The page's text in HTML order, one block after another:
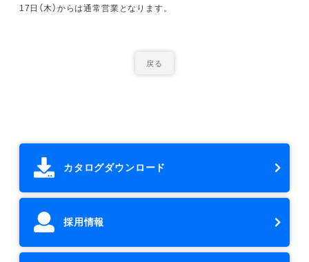
17日（木）からは通常営業となります。
戻る
カタログダウンロード
採用情報